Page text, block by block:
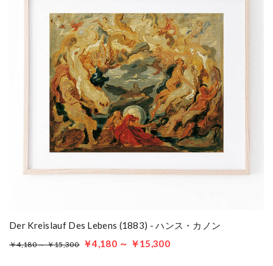
Der Kreislauf Des Lebens (1883) - ハンス・カノン
￥4,180 ～ ￥15,300 ￥4,180 ～ ￥15,300